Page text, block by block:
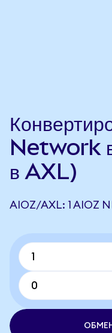
Network
в AXL)
AIOZ/AXL: 1 AIOZ